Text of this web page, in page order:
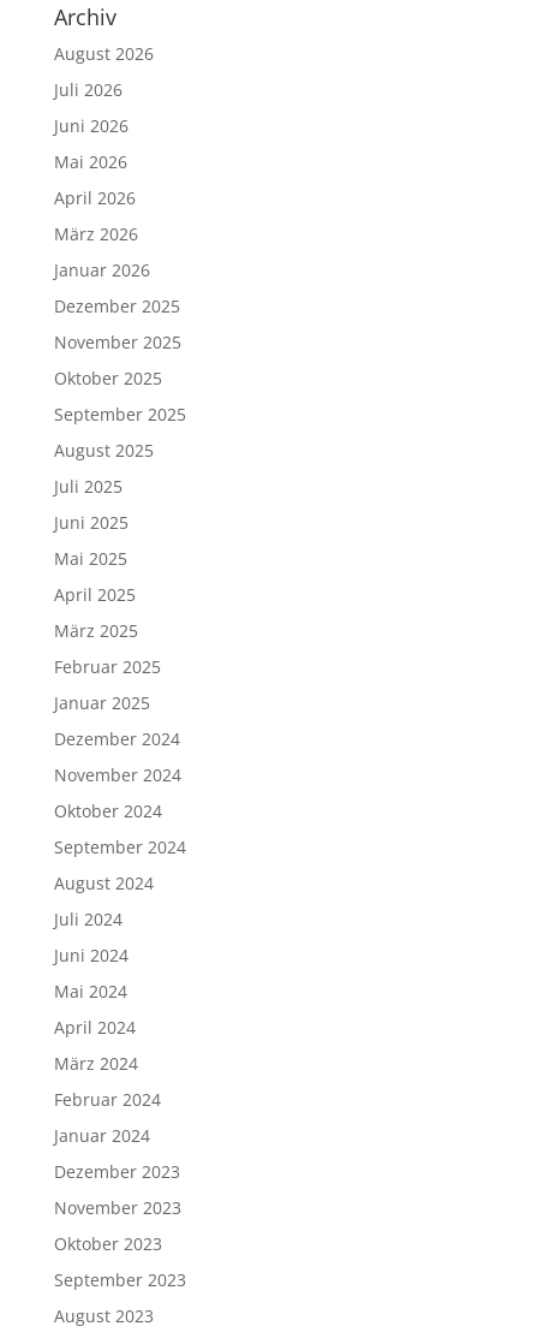
Archiv
August 2026
Juli 2026
Juni 2026
Mai 2026
April 2026
März 2026
Januar 2026
Dezember 2025
November 2025
Oktober 2025
September 2025
August 2025
Juli 2025
Juni 2025
Mai 2025
April 2025
März 2025
Februar 2025
Januar 2025
Dezember 2024
November 2024
Oktober 2024
September 2024
August 2024
Juli 2024
Juni 2024
Mai 2024
April 2024
März 2024
Februar 2024
Januar 2024
Dezember 2023
November 2023
Oktober 2023
September 2023
August 2023